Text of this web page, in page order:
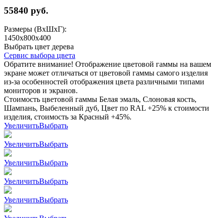
55840 руб.
Размеры (ВхШхГ):
1450x800x400
Выбрать цвет дерева
Сервис выбора цвета
Обратите внимание! Отображение цветовой гаммы на вашем
экране может отличаться от цветовой гаммы самого изделия
из-за особенностей отображения цвета различными типами
мониторов и экранов.
Стоимость цветовой гаммы Белая эмаль, Слоновая кость,
Шампань, Выбеленный дуб, Цвет по RAL +25% к стоимости
изделия, стоимость за Красный +45%.
УвеличитьВыбрать
УвеличитьВыбрать
УвеличитьВыбрать
УвеличитьВыбрать
УвеличитьВыбрать